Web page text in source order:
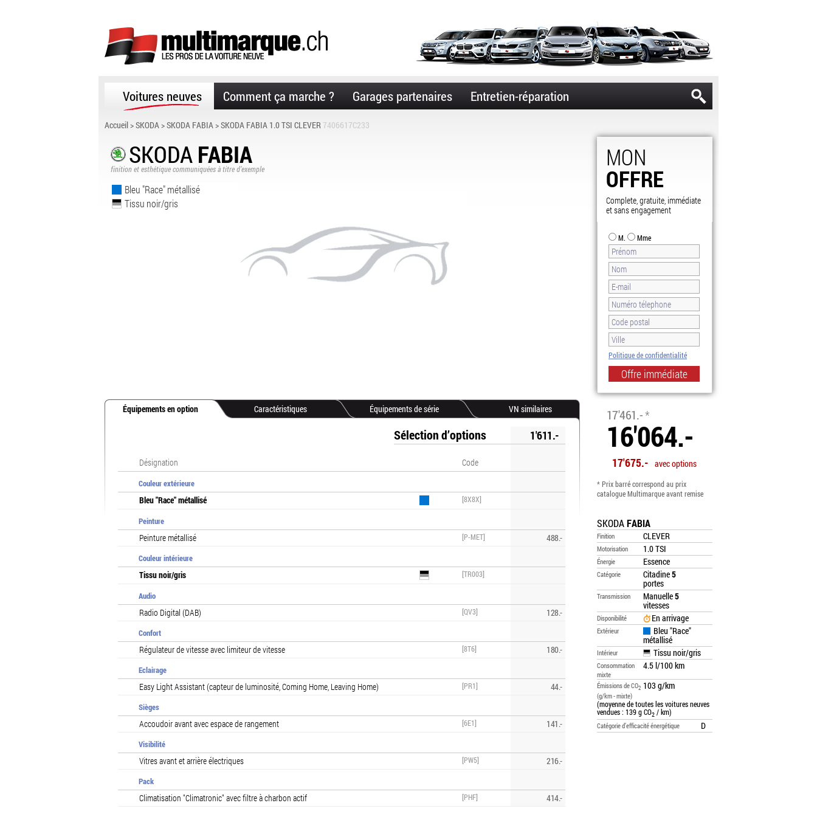
Voitures neuves Comment ça marche ? Garages partenaires Entretien-réparation
Accueil>SKODA>SKODA FABIA> SKODA FABIA 1.0 TSI CLEVER 7406617C233
SKODA FABIA
finition et esthétique communiquées à titre d’exemple
Bleu "Race" métallisé
Tissu noir/gris
MON
OFFRE
Complete, gratuite, immédiate
et sans engagement
M. Mme
Politique de confidentialité
Équipements en option Caractéristiques Équipements de série VN similaires
Sélection d’options 1'611.-
Désignation Code
Couleur extérieure
Bleu "Race" métallisé [8X8X]
Peinture
Peinture métallisé [P-MET] 488.-
Couleur intérieure
Tissu noir/gris [TR003]
Audio
Radio Digital (DAB) [QV3] 128.-
Confort
Régulateur de vitesse avec limiteur de vitesse [8T6] 180.-
Eclairage
Easy Light Assistant (capteur de luminosité, Coming Home, Leaving Home) [PR1] 44.-
Sièges
Accoudoir avant avec espace de rangement [6E1] 141.-
Visibilité
Vitres avant et arrière électriques [PW5] 216.-
Pack
Climatisation "Climatronic" avec filtre à charbon actif [PHF] 414.-
17'461.-*
16'064.-
17'675.- avec options
* Prix barré correspond au prix
catalogue Multimarque avant remise
SKODAFABIA
Finition CLEVER
Motorisation 1.0 TSI
Énergie Essence
Catégorie Citadine5
portes
Transmission Manuelle5
vitesses
Disponibilité En arrivage
Extérieur Bleu "Race"
métallisé
Intérieur Tissu noir/gris
Consommation
mixte
4.5 l/100 km
Émissions de CO2
(g/km - mixte)
103 g/km
(moyenne de toutes les voitures neuves
vendues : 139 g CO2 / km)
Catégorie d’efficacité énergétique D